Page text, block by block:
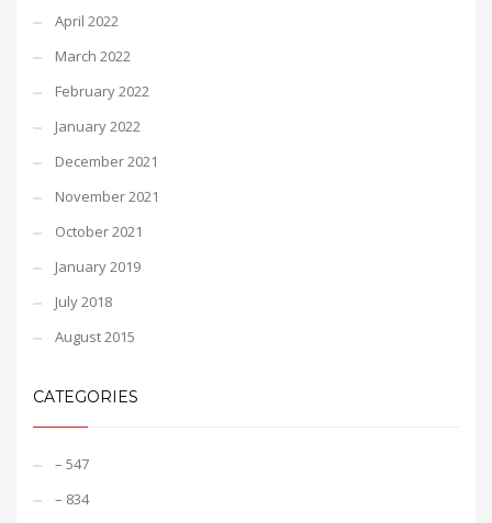
April 2022
March 2022
February 2022
January 2022
December 2021
November 2021
October 2021
January 2019
July 2018
August 2015
CATEGORIES
– 547
– 834